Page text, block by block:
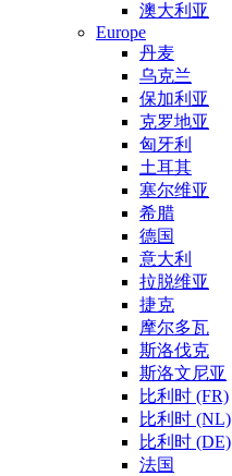
澳大利亚
Europe
丹麦
乌克兰
保加利亚
克罗地亚
匈牙利
土耳其
塞尔维亚
希腊
德国
意大利
拉脱维亚
捷克
摩尔多瓦
斯洛伐克
斯洛文尼亚
比利时 (FR)
比利时 (NL)
比利时 (DE)
法国